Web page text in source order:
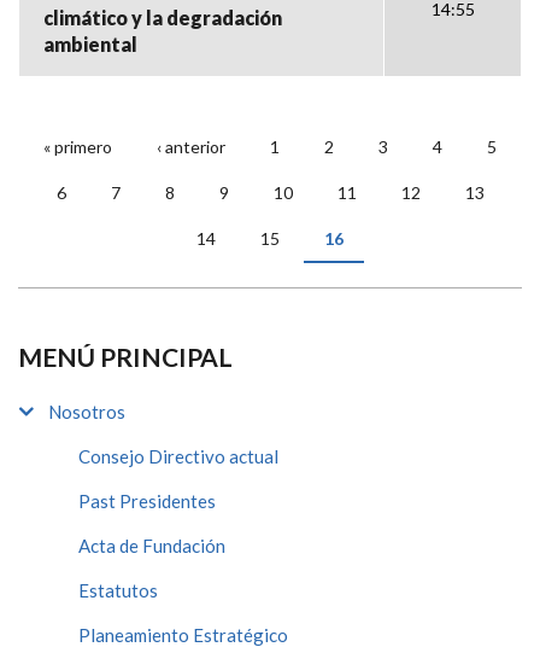
climático y la degradación
ambiental
14:55
PÁGINAS
« primero ‹ anterior 1 2 3 4 5
6 7 8 9 10 11 12 13
14 15 16
MENÚ PRINCIPAL
Nosotros
Consejo Directivo actual
Past Presidentes
Acta de Fundación
Estatutos
Planeamiento Estratégico